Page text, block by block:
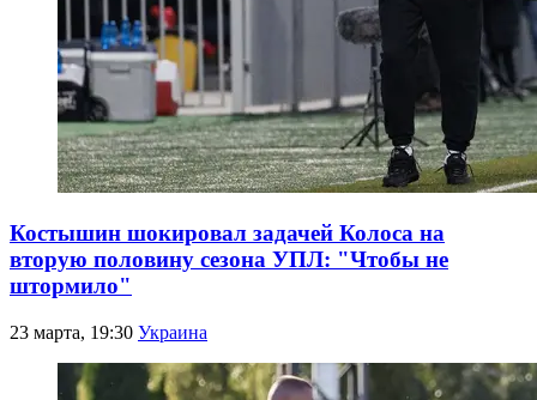
Костышин шокировал задачей Колоса на
вторую половину сезона УПЛ: "Чтобы не
штормило"
23 марта, 19:30 Украина